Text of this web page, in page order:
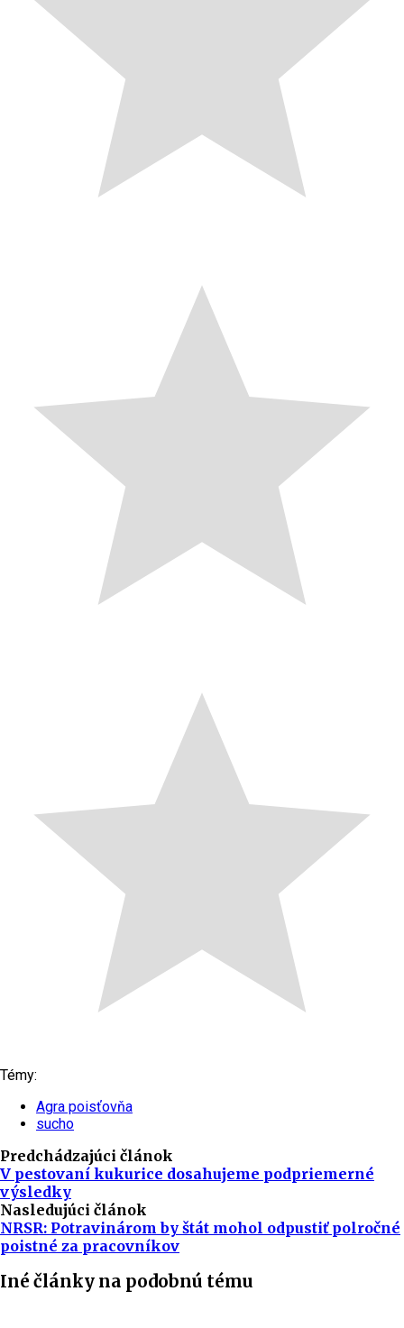
Témy:
Agra poisťovňa
sucho
Predchádzajúci článok
V pestovaní kukurice dosahujeme podpriemerné
výsledky
Nasledujúci článok
NRSR: Potravinárom by štát mohol odpustiť polročné
poistné za pracovníkov
Iné články na podobnú tému